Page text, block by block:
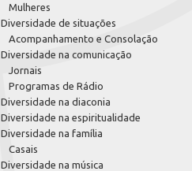
Mulheres
Diversidade de situações
Acompanhamento e Consolação
Diversidade na comunicação
Jornais
Programas de Rádio
Diversidade na diaconia
Diversidade na espiritualidade
Diversidade na família
Casais
Diversidade na música